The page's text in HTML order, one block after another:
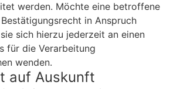
werden. Möchte eine betroffene
in Anspruch
sich hierzu jederzeit an einen
für die Verarbeitung
wenden.
Auskunft